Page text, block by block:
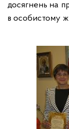
досягнень на
в особистому